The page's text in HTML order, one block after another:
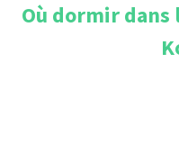
Où dormir dans